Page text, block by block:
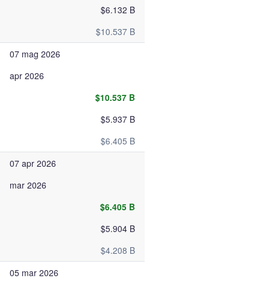
$6.132 B
$10.537 B
07 mag 2026
apr 2026
$10.537 B
$5.937 B
$6.405 B
07 apr 2026
mar 2026
$6.405 B
$5.904 B
$4.208 B
05 mar 2026